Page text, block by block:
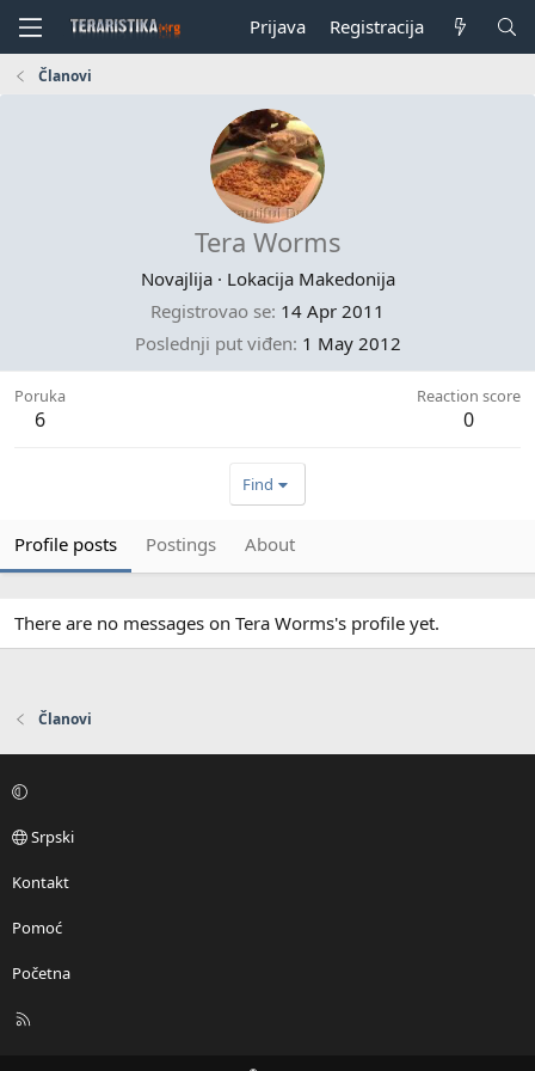
Prijava Registracija
Članovi
Tera Worms
Novajlija · Lokacija Makedonija
Registrovao se 14 Apr 2011
Poslednji put viđen 1 May 2012
Poruka
6
Reaction score
0
Find
Profile posts Postings About
There are no messages on Tera Worms's profile yet.
Članovi
Srpski
Kontakt
Pomoć
Početna
R